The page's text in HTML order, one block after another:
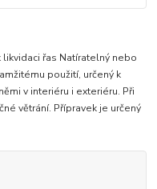
likvidaci řas Natíratelný nebo
použití, určený k
v interiéru i exteriéru. Při
větrání. Přípravek je určený